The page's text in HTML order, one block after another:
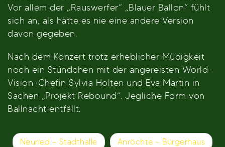
Vor allem der „Rauswerfer“ „Blauer Ballon“ fühlt
sich an, als hätte es nie eine andere Version
davon gegeben.
Nach dem Konzert trotz erheblicher Müdigkeit
noch ein Stündchen mit der angereisten World-
Vision-Chefin Sylvia Holten und Eva Martin in
Sachen „Projekt Rebound“. Jegliche Form von
Ballnacht entfällt.
Beitragsnavigation
Neuried – Stadthalle Anröchte – Bürgerhaus